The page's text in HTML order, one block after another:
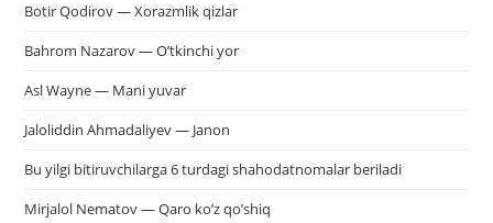
Botir Qodirov — Xorazmlik qizlar
Bahrom Nazarov — O’tkinchi yor
Asl Wayne — Mani yuvar
Jaloliddin Ahmadaliyev — Janon
Bu yilgi bitiruvchilarga 6 turdagi shahodatnomalar beriladi
Mirjalol Nematov — Qaro ko’z qo’shiq